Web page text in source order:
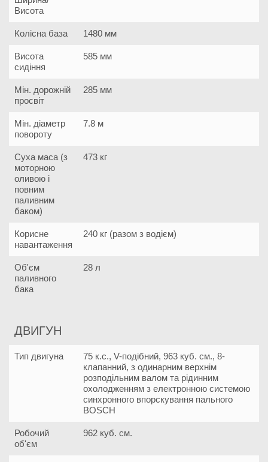
Висота
Колісна база 1480 мм
Висота
сидіння
585 мм
Мін. дорожній
просвіт
285 мм
Мін. діаметр
повороту
7.8 м
Суха маса (з
моторною
оливою і
повним
паливним
баком)
473 кг
Корисне
навантаження
240 кг (разом з водієм)
Об'єм
паливного
бака
28 л
ДВИГУН
Тип двигуна
75 к.с., V-подібний, 963 куб. см., 8-
клапанний, з одинарним верхнім
розподільним валом та рідинним
охолодженням з електронною системою
синхронного впорскування пального
BOSCH
Робочий
об'єм
962 куб. см.